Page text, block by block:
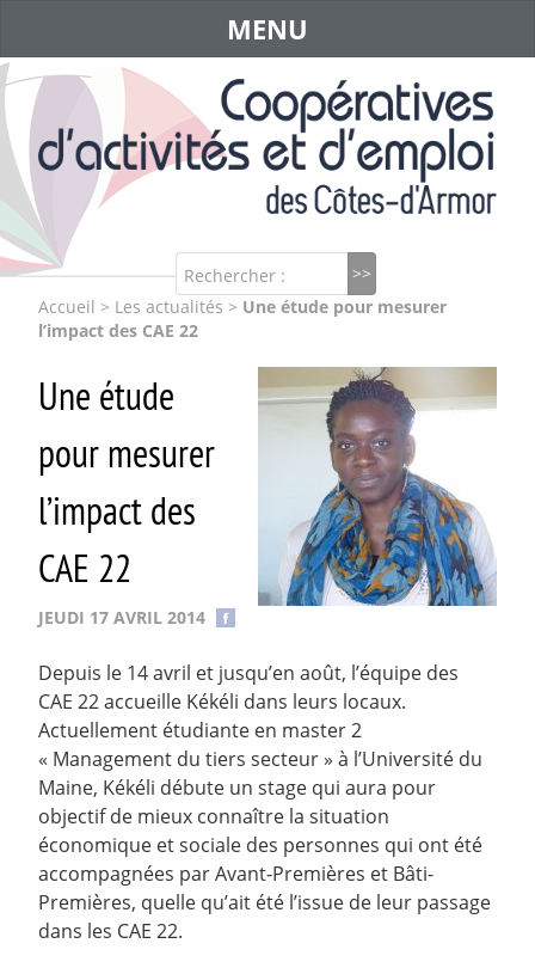
Rechercher :
MENU
Accueil > Les actualités > Une étude pour mesurer
l’impact des CAE 22
Une étude
pour mesurer
l’impact des
CAE 22
JEUDI 17 AVRIL 2014
Depuis le 14 avril et jusqu’en août, l’équipe des
CAE 22 accueille Kékéli dans leurs locaux.
Actuellement étudiante en master 2
« Management du tiers secteur » à l’Université du
Maine, Kékéli débute un stage qui aura pour
objectif de mieux connaître la situation
économique et sociale des personnes qui ont été
accompagnées par Avant-Premières et Bâti-
Premières, quelle qu’ait été l’issue de leur passage
dans les CAE 22.